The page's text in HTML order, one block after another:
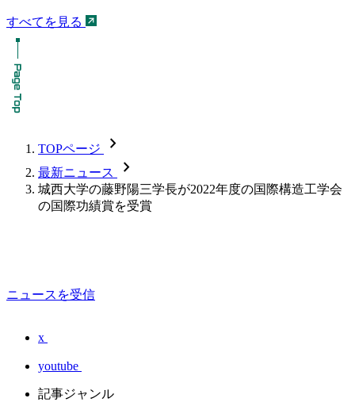
すべてを見る
TOPページ chevron_forward
最新ニュース chevron_forward
城西大学の藤野陽三学長が2022年度の国際構造工学会
の国際功績賞を受賞
ニュースを受信
x
youtube
記事ジャンル